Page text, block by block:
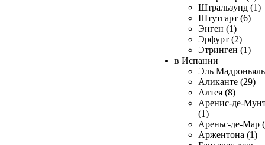
Штральзунд (1)
Штутгарт (6)
Энген (1)
Эрфурт (2)
Этринген (1)
в Испании
Эль
Аликанте (29)
Алтея (8)
Аренис-де-
(1)
Ареньс-де-Мар
Аржентона (1)